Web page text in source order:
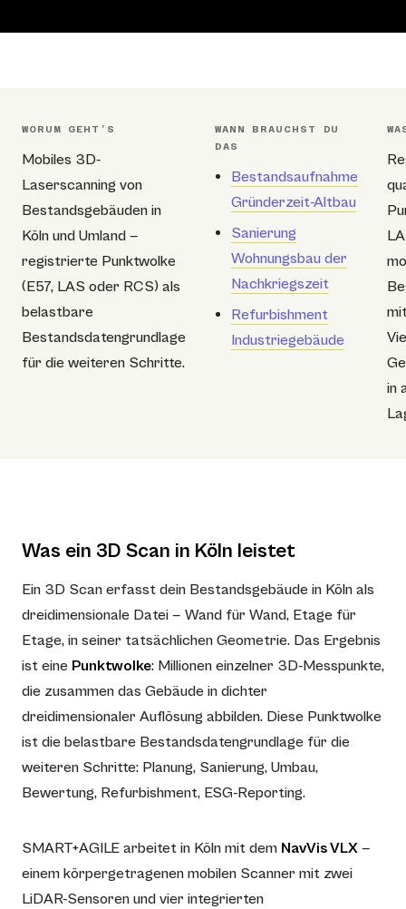
WORUM GEHT’S
Mobiles 3D-
Laserscanning von
Bestandsgebäuden in
Köln und Umland —
registrierte Punktwolke
(E57, LAS oder RCS) als
belastbare
Bestandsdatengrundlage
für die weiteren Schritte.
WANN BRAUCHST DU
DAS
Bestandsaufnahme
Gründerzeit-Altbau
Sanierung
Wohnungsbau der
Nachkriegszeit
Refurbishment
Industriegebäude
in
Was ein 3D Scan in Köln leistet
Ein 3D Scan erfasst dein Bestandsgebäude in Köln als
dreidimensionale Datei — Wand für Wand, Etage für
Etage, in seiner tatsächlichen Geometrie. Das Ergebnis
ist eine Punktwolke: Millionen einzelner 3D-Messpunkte,
die zusammen das Gebäude in dichter
dreidimensionaler Auflösung abbilden. Diese Punktwolke
ist die belastbare Bestandsdatengrundlage für die
weiteren Schritte: Planung, Sanierung, Umbau,
Bewertung, Refurbishment, ESG-Reporting.
SMART+AGILE arbeitet in Köln mit dem NavVis VLX —
einem körpergetragenen mobilen Scanner mit zwei
LiDAR-Sensoren und vier integrierten